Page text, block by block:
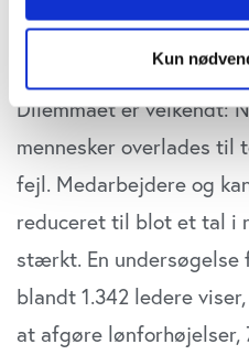
"Cookiedeklaration", eller
Hvis du tillader det, vil vi
Indsamle præcise
der kan være nøjagtig
Identificere din
Dine valg anvendes på hele
Vi bruger cookies til at
annoncer, til at vise dig
at analysere vores trafik. Vi
Kun
Dilemmaet er velkendt:
mennesker overlades til
fejl. Medarbejdere og
reduceret til blot et tal i
stærkt. En undersøgelse
blandt 1.342 ledere
at afgøre